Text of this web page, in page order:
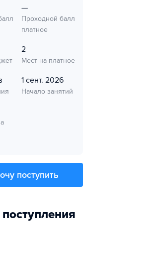
—
Проходной балл
платное
2
Мест на платное
1 сент. 2026
Начало занятий
поступить